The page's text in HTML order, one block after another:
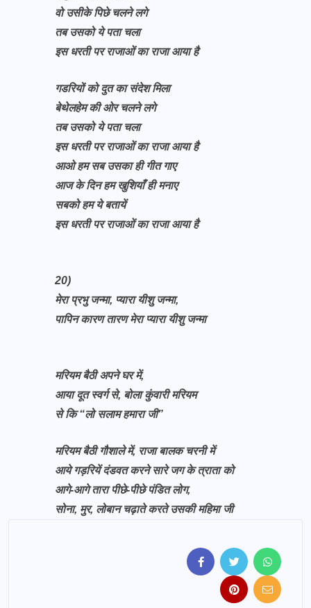
वो उसीके पिछे चलने लगे
तब उसको ये पता चला
इस धरती पर राजाओं का राजा आया है
गडरियों को दुत का संदेश मिला
बेथेलहेम की ओर चलने लगे
तब उसको ये पता चला
इस धरती पर राजाओं का राजा आया है
आओ हम सब उसका ही गीत गाए
आज के दिन हम खुशियाँ ही मनाए
सबको हम ये बतायें
इस धरती पर राजाओं का राजा आया है
20)
मेरा प्रभु जन्मा, प्यारा यीशु जन्मा,
पापिन कारण तारण मेरा प्यारा यीशु जन्मा
मरियम बैठी अपने घर में,
आया दूत स्वर्ग से, बोला कुंवारी मरियम
से कि “लो सलाम हमारा जी”
मरियम बैठी गौशाले में, राजा बालक चरनी में
आये गड़रियें दंडवत करने सारे जग के त्राता को
आगे-आगे तारा पीछे-पीछे पंडित लोग,
सोना, मुर, लोबान चढ़ाते करते उसकी महिमा जी